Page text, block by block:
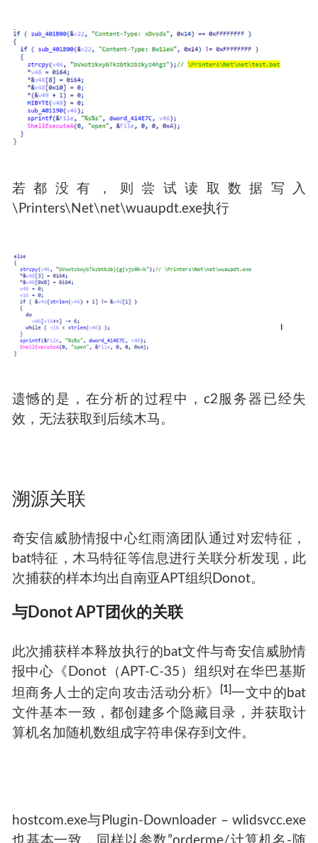
若都没有，则尝试读取数据写入
\Printers\Net\net\wuaupdt.exe执行
遗憾的是，在分析的过程中，c2服务器已经失
效，无法获取到后续木马。
溯源关联
奇安信威胁情报中心红雨滴团队通过对宏特征，
bat特征，木马特征等信息进行关联分析发现，此
次捕获的样本均出自南亚APT组织Donot。
与Donot APT团伙的关联
此次捕获样本释放执行的bat文件与奇安信威胁情
报中心《Donot（APT-C-35）组织对在华巴基斯
坦商务人士的定向攻击活动分析》
[1] 一文中的bat
文件基本一致，都创建多个隐藏目录，并获取计
算机名加随机数组成字符串保存到文件。